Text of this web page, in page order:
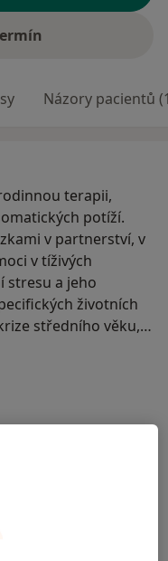
Názory pacientů
terapii,
potíží.
v partnerství, v
v tíživých
stresu a jeho
životních
středního věku,
a fóbií, pro
ale také s
Pracuji s dětmi,
průvodcem na
moc. Budu vám
zdravějšímu a
duševní i
úzce provázané.